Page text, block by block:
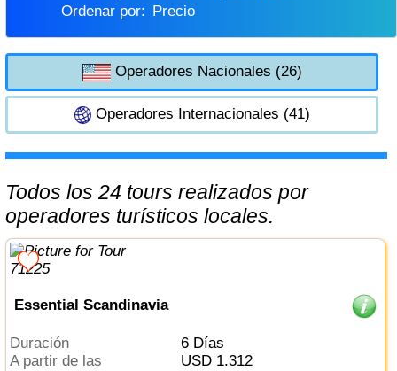
Ordenar por:
Precio
Operadores Nacionales (26)
Operadores Internacionales (41)
Todos los 24 tours realizados por
operadores turísticos locales.
Essential Scandinavia
Duración
6 Días
a partir de las
USD 1.312